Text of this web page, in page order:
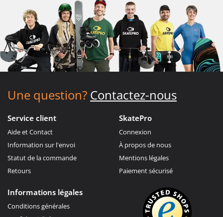
Une question? Contactez-nous
Service client
Aide et Contact
Information sur l'envoi
Statut de la commande
Retours
SkatePro
Connexion
À propos de nous
Mentions légales
Paiement sécurisé
Informations légales
Conditions générales